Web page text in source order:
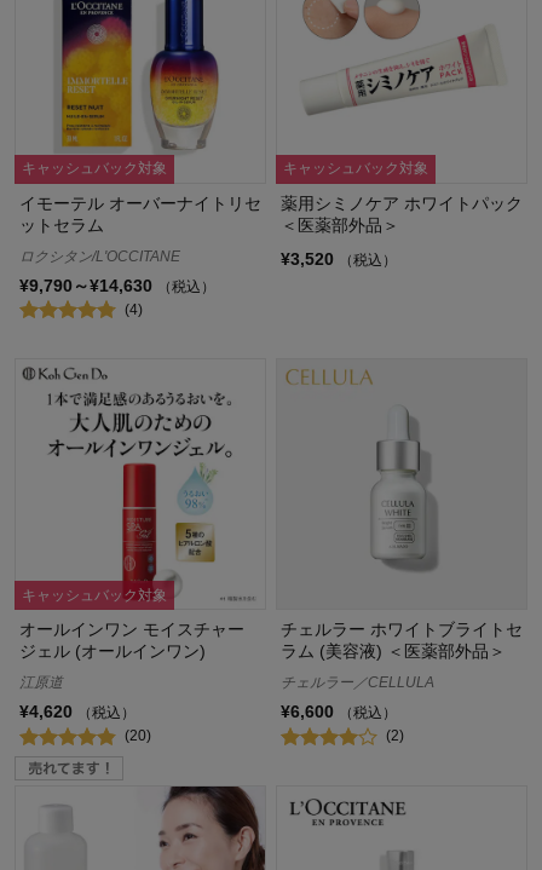
キャッシュバック対象
イモーテル オーバーナイトリセ
ットセラム
ロクシタン/L'OCCITANE
¥9,790～¥14,630
（税込）
(4)
キャッシュバック対象
薬用シミノケア ホワイトパック
＜医薬部外品＞
¥3,520
（税込）
キャッシュバック対象
オールインワン モイスチャー
ジェル (オールインワン)
江原道
¥4,620
（税込）
(20)
チェルラー ホワイトブライトセ
ラム (美容液) ＜医薬部外品＞
チェルラー／CELLULA
¥6,600
（税込）
(2)